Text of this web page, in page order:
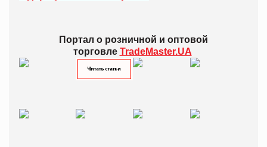
Портал о розничной и оптовой
торговле TradeMaster.UA